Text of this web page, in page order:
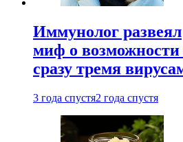
Иммунолог развеял
миф о возможности
сразу тремя
3 года спустя2 года спустя